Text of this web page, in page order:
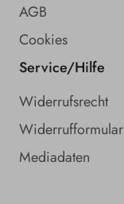
AGB
Cookies
Service/Hilfe
Widerrufsrecht
Widerrufformular
Mediadaten